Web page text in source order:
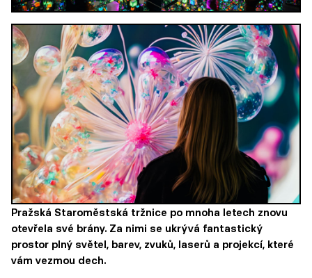
Pražská Staroměstská tržnice po mnoha letech znovu
otevřela své brány. Za nimi se ukrývá fantastický
prostor plný světel, barev, zvuků, laserů a projekcí, které
vám vezmou dech.